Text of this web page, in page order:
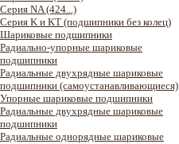
Серия NA (424...)
Серия K и KT (подшипники без колец)
Шариковые подшипники
Радиально-упорные шариковые
подшипники
Радиальные двухрядные шариковые
подшипники (самоустанавливающиеся)
Упорные шариковые подшипники
Радиальные двухрядные шариковые
подшипники
Радиальные однорядные шариковые